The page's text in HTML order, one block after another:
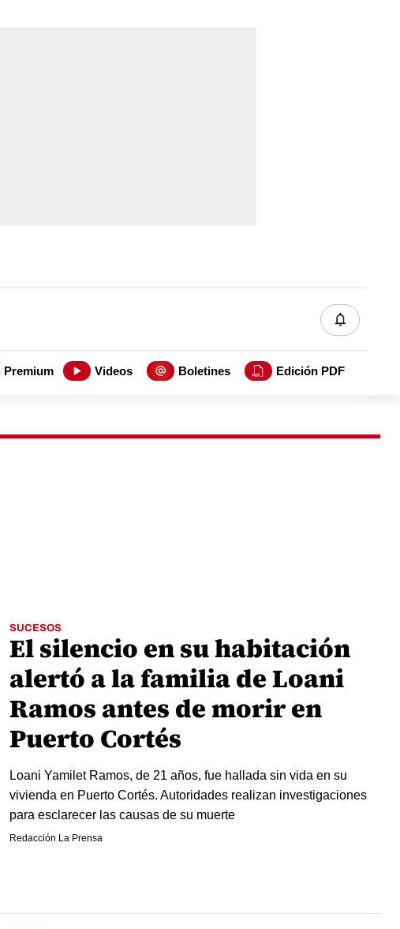
Premium Videos Boletines Edición PDF
SUCESOS
El silencio en su habitación
alertó a la familia de Loani
Ramos antes de morir en
Puerto Cortés
Loani Yamilet Ramos, de 21 años, fue hallada sin vida en su
vivienda en Puerto Cortés. Autoridades realizan investigaciones
para esclarecer las causas de su muerte
Redacción La Prensa